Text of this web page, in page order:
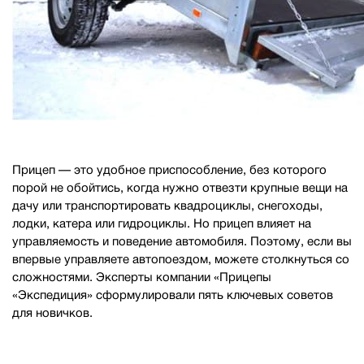
Прицеп — это удобное приспособление, без которого
порой не обойтись, когда нужно отвезти крупные вещи на
дачу или транспортировать квадроциклы, снегоходы,
лодки, катера или гидроциклы. Но прицеп влияет на
управляемость и поведение автомобиля. Поэтому, если вы
впервые управляете автопоездом, можете столкнуться со
сложностями. Эксперты компании «Прицепы
«Экспедиция» сформулировали пять ключевых советов
для новичков.